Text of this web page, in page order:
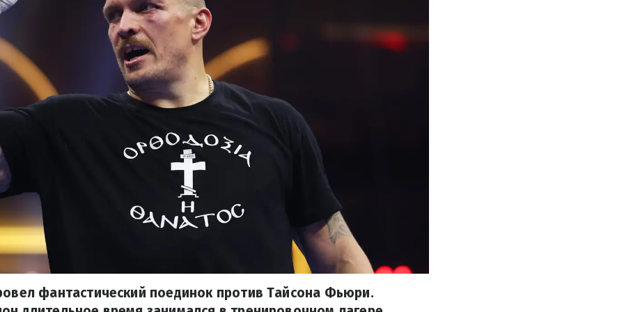
фантастический поединок против Тайсона Фьюри.